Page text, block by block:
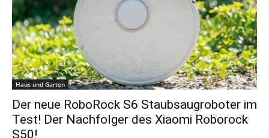
Haus und Garten
Der neue RoboRock S6 Staubsaugroboter im
Test! Der Nachfolger des Xiaomi Roborock
S50!